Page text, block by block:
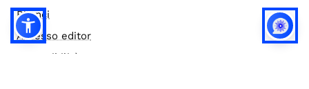
Bilanci
Accesso editor
Accessibilità